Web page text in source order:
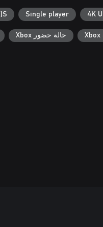
4K
Single player
حالة حضور Xbox